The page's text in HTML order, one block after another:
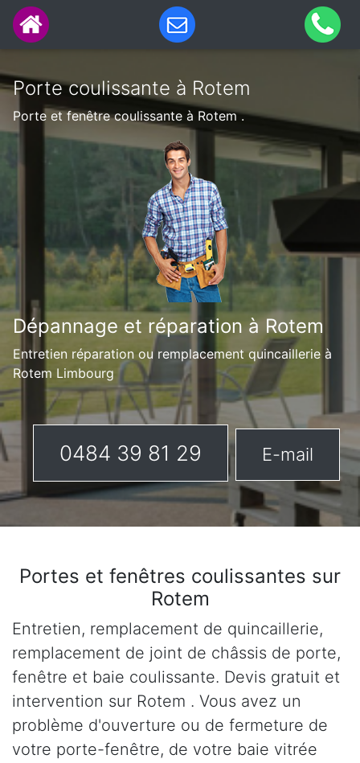
Porte coulissante à Rotem
Porte et fenêtre coulissante à Rotem .
Dépannage et réparation à Rotem
Entretien réparation ou remplacement quincaillerie à
Rotem Limbourg
0484 39 81 29 E-mail
Portes et fenêtres coulissantes sur
Rotem
Entretien, remplacement de quincaillerie,
remplacement de joint de châssis de porte,
fenêtre et baie coulissante. Devis gratuit et
intervention sur Rotem . Vous avez un
problème d'ouverture ou de fermeture de
votre porte-fenêtre, de votre baie vitrée